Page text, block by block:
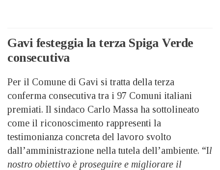
Gavi festeggia la terza Spiga Verde
consecutiva
Per il Comune di Gavi si tratta della terza
conferma consecutiva tra i 97 Comuni italiani
premiati. Il sindaco Carlo Massa ha sottolineato
come il riconoscimento rappresenti la
testimonianza concreta del lavoro svolto
dall’amministrazione nella tutela dell’ambiente. “Il
nostro obiettivo è proseguire e migliorare il